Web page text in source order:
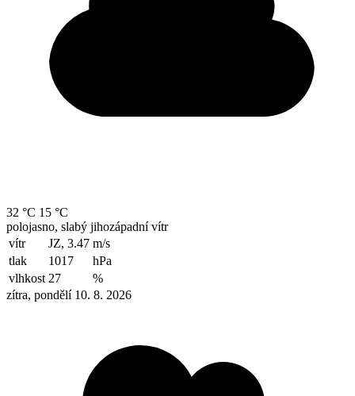
32 °C 15 °C
polojasno, slabý jihozápadní vítr
vítr
JZ, 3.47 m/s
tlak
1017
hPa
vlhkost 27
%
zítra, pondělí 10. 8. 2026